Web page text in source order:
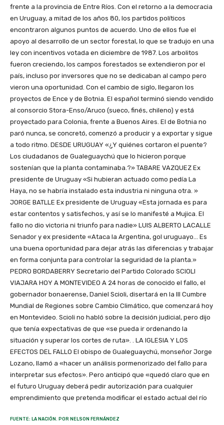
frente a la provincia de Entre Ríos. Con el retorno a la democracia
en Uruguay, a mitad de los años 80, los partidos políticos
encontraron algunos puntos de acuerdo. Uno de ellos fue el
apoyo al desarrollo de un sector forestal, lo que se tradujo en una
ley con incentivos votada en diciembre de 1987. Los arbolitos
fueron creciendo, los campos forestados se extendieron por el
país, incluso por inversores que no se dedicaban al campo pero
vieron una oportunidad. Con el cambio de siglo, llegaron los
proyectos de Ence y de Botnia. El español terminó siendo vendido
al consorcio Stora-Enso/Aruco (sueco, finés, chileno) y está
proyectado para Colonia, frente a Buenos Aires. El de Botnia no
paró nunca, se concretó, comenzó a producir y a exportar y sigue
a todo ritmo. DESDE URUGUAY «¿Y quiénes cortaron el puente?
Los ciudadanos de Gualeguaychú que lo hicieron porque
sostenían que la planta contaminaba.?» TABARE VAZQUEZ Ex
presidente de Uruguay «Si hubieran actuado como pedía La
Haya, no se habría instalado esta industria ni ninguna otra. »
JORGE BATLLE Ex presidente de Uruguay «Esta jornada es para
estar contentos y satisfechos, y así se lo manifesté a Mujica. El
fallo no dio victoria ni triunfo para nadie» LUIS ALBERTO LACALLE
Senador y ex presidente «Ataca la Argentina, gol uruguayo… Es
una buena oportunidad para dejar atrás las diferencias y trabajar
en forma conjunta para controlar la seguridad de la planta.»
PEDRO BORDABERRY Secretario del Partido Colorado SCIOLI
VIAJARA HOY A MONTEVIDEO A 24 horas de conocido el fallo, el
gobernador bonaerense, Daniel Scioli, disertará en la III Cumbre
Mundial de Regiones sobre Cambio Climático, que comenzará hoy
en Montevideo. Scioli no habló sobre la decisión judicial, pero dijo
que tenía expectativas de que «se pueda ir ordenando la
situación y superar los cortes de ruta». . LA IGLESIA Y LOS
EFECTOS DEL FALLO El obispo de Gualeguaychú, monseñor Jorge
Lozano, llamó a «hacer un análisis pormenorizado del fallo para
interpretar sus efectos». Pero anticipó que «quedó claro que en
el futuro Uruguay deberá pedir autorización para cualquier
emprendimiento que pretenda modificar el estado actual del río
FUENTE: LA NACIÓN. POR NELSON FERNÁNDEZ